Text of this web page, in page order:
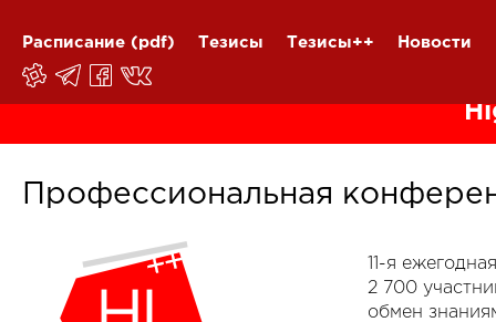
Расписание (pdf) Тезисы Тезисы++ Новости
Профессиональная
11-я
2 700
обмен